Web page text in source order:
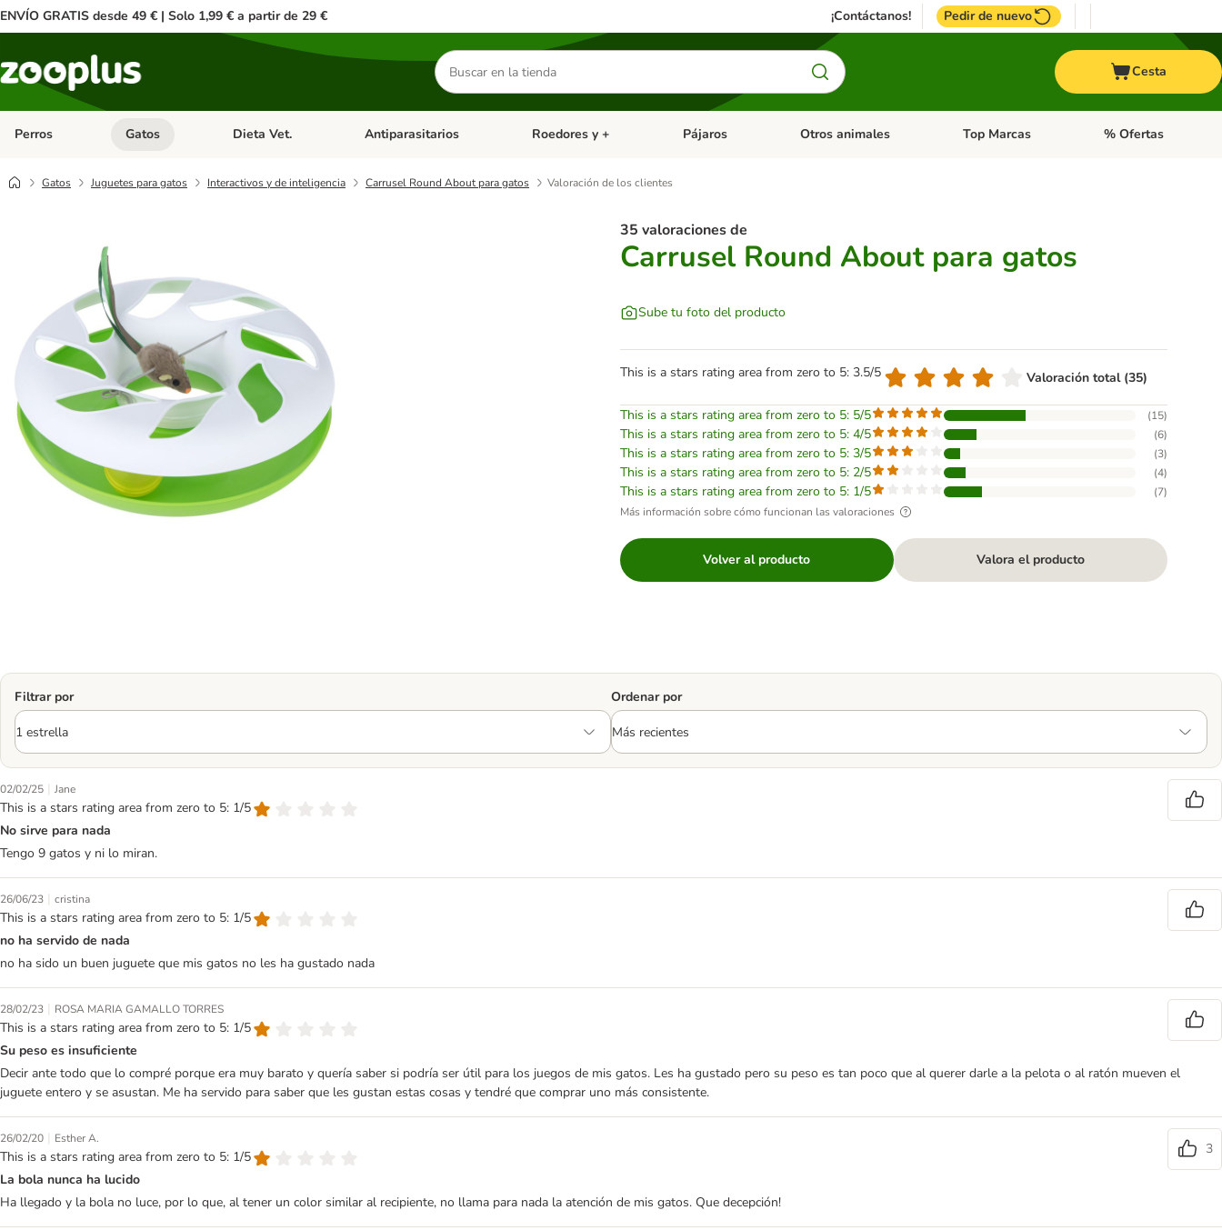
ENVÍO GRATIS desde 49 € | Solo 1,99 € a partir de 29 € ¡Contáctanos! Pedir de nuevo
Buscar
productos
Cesta
Perros Menú de categoria abierto: Perros
Gatos Menú de categoria abierto: Gatos
Dieta Vet. Menú de categoria abierto: Dieta Vet.
Antiparasitarios Menú de categoria abierto: Antiparasitarios
Roedores y + Menú de categoria abierto: Roedores y +
Pájaros Menú de categoria abierto: Pájaros
Otros animales Menú de categoria abierto: Otros animales
Top Marcas Menú de categoria
% Ofertas
Gatos Juguetes para gatos Interactivos y de inteligencia Carrusel Round About para gatos Valoración de los clientes
35 valoraciones de
Carrusel Round About para gatos
Sube tu foto del producto
This is a stars rating area from zero to 5: 3.5/5 Valoración total (35)
This is a stars rating area from zero to 5: 5/5 (15)
This is a stars rating area from zero to 5: 4/5 (6)
This is a stars rating area from zero to 5: 3/5 (3)
This is a stars rating area from zero to 5: 2/5 (4)
This is a stars rating area from zero to 5: 1/5 (7)
Más información sobre cómo funcionan las valoraciones
Volver al producto Valora el producto
Filtrar por Ordenar por
02/02/25 | Jane
This is a stars rating area from zero to 5: 1/5
No sirve para nada
Tengo 9 gatos y ni lo miran.
26/06/23 | cristina
This is a stars rating area from zero to 5: 1/5
no ha servido de nada
no ha sido un buen juguete que mis gatos no les ha gustado nada
28/02/23 | ROSA MARIA GAMALLO TORRES
This is a stars rating area from zero to 5: 1/5
Su peso es insuficiente
Decir ante todo que lo compré porque era muy barato y quería saber si podría ser útil para los juegos de mis gatos. Les ha gustado pero su peso es tan poco que al querer darle a la pelota o al ratón mueven el
juguete entero y se asustan. Me ha servido para saber que les gustan estas cosas y tendré que comprar uno más consistente.
26/02/20 | Esther A.
This is a stars rating area from zero to 5: 1/5
3
La bola nunca ha lucido
Ha llegado y la bola no luce, por lo que, al tener un color similar al recipiente, no llama para nada la atención de mis gatos. Que decepción!